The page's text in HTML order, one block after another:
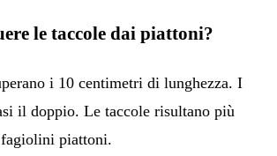
le taccole dai piattoni?
i 10 centimetri di lunghezza. I
il doppio. Le taccole risultano più
piattoni.